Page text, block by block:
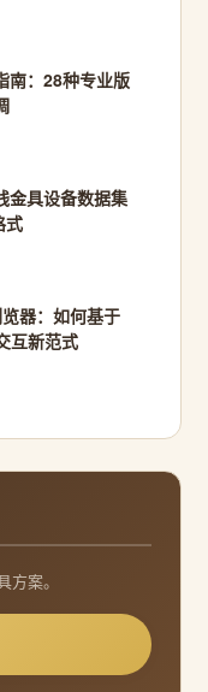
南：28种专业版
金具设备数据集
式
器：如何基于
互新范式
案。